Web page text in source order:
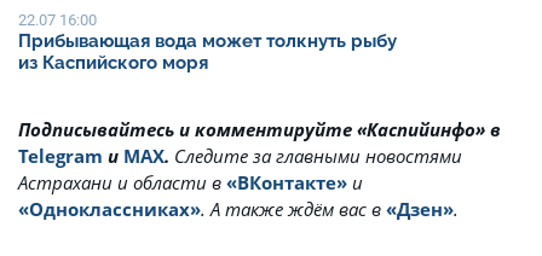
22.07 16:00
Прибывающая вода может толкнуть рыбу
из Каспийского моря
Подписывайтесь и комментируйте «Каспийинфо» в
Telegram и MAX. Cледите за главными новостями
Астрахани и области в «ВКонтакте» и
«Одноклассниках». А также ждём вас в «Дзен».